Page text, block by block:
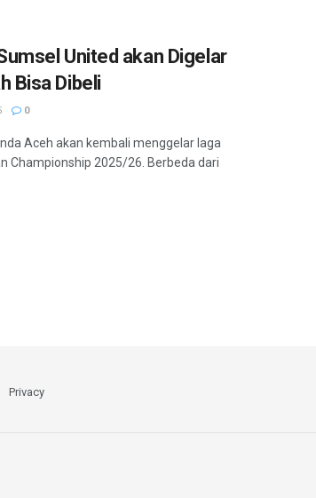
United akan Digelar
Bisa Dibeli
0
Aceh akan kembali menggelar laga
Championship 2025/26. Berbeda dari
Privacy